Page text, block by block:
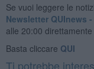
Se vuoi leggere le
Newsletter QUInews
alle 20:00
Basta cliccare QUI
Ti potrebbe